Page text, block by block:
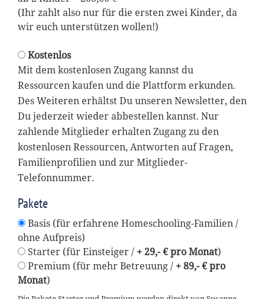
(Ihr zahlt also nur für die ersten zwei Kinder, da
wir euch unterstützen wollen!)
Kostenlos
Mit dem kostenlosen Zugang kannst du
Ressourcen kaufen und die Plattform erkunden.
Des Weiteren erhältst Du unseren Newsletter, den
Du jederzeit wieder abbestellen kannst. Nur
zahlende Mitglieder erhalten Zugang zu den
kostenlosen Ressourcen, Antworten auf Fragen,
Familienprofilien und zur Mitglieder-
Telefonnummer.
Pakete
Basis (für erfahrene Homeschooling-Familien /
ohne Aufpreis)
Starter (für Einsteiger / + 29,- € pro Monat)
Premium (für mehr Betreuung / + 89,- € pro
Monat)